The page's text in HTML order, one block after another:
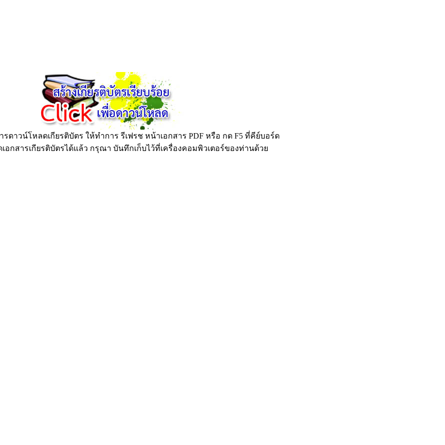
ดาวน์โหลดเกียรติบัตร ให้ทำการ รีเฟรช หน้าเอกสาร PDF หรือ กด F5 ที่คีย์บอร์ด
อกสารเกียรติบัตรได้แล้ว กรุณา บันทึกเก็บไว้ที่เครื่องคอมพิวเตอร์ของท่านด้วย